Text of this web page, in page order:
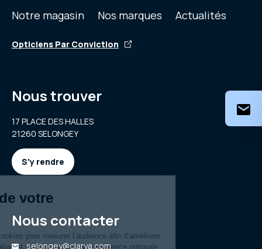
Notre magasin Nos marques Actualités
Opticiens Par Conviction
Nous trouver
17 PLACE DES HALLES
21260 SELONGEY
S'y rendre
Nous contacter
selongey@clarya.com